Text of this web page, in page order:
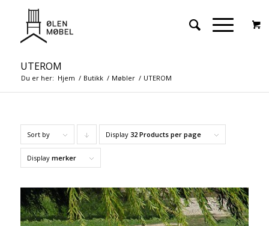
UTEROM
Du er her: Hjem / Butikk / Møbler / UTEROM
Sort by Click
products
descending
Display 32 Products per page
Display merker